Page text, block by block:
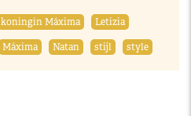
koningin Máxima
Letizia
Máxima Natan stijl style